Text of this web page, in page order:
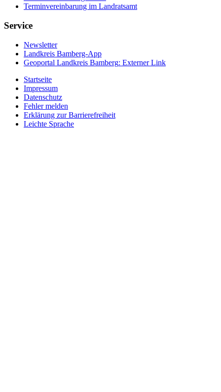
Terminvereinbarung im Landratsamt
Service
Newsletter
Landkreis Bamberg-App
Geoportal Landkreis Bamberg: Externer Link
Startseite
Impressum
Datenschutz
Fehler melden
Erklärung zur Barrierefreiheit
Leichte Sprache